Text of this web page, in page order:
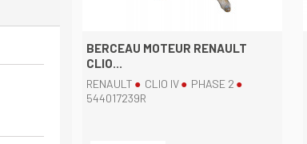
BERCEAU MOTEUR RENAULT
CLIO...
RENAULT CLIO IV
PHASE 2
544017239R
